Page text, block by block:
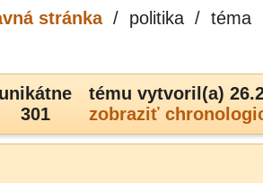
stránka / politika / téma
unikátne
301
tému vytvoril(a)
zobraziť